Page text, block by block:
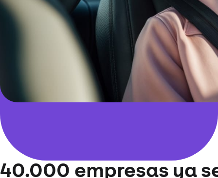
40.000 empresas ya